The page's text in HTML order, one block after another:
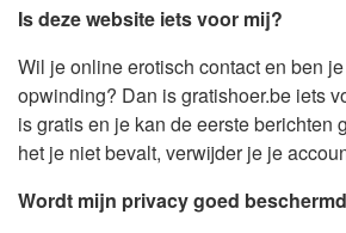
Is deze website iets voor mij?
Wil je online erotisch contact en ben
opwinding? Dan is gratishoer.be iets
is gratis en je kan de eerste berichten
het je niet bevalt, verwijder je je
Wordt mijn privacy goed